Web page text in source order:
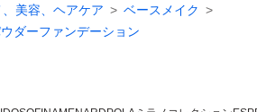
、美容、ヘアケア
ベースメイク
ダーファンデーション